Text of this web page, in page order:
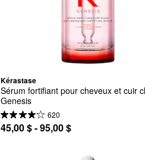
Kérastase
Sérum fortifiant pour cheveux et cuir
Genesis
620
45,00 $ - 95,00 $